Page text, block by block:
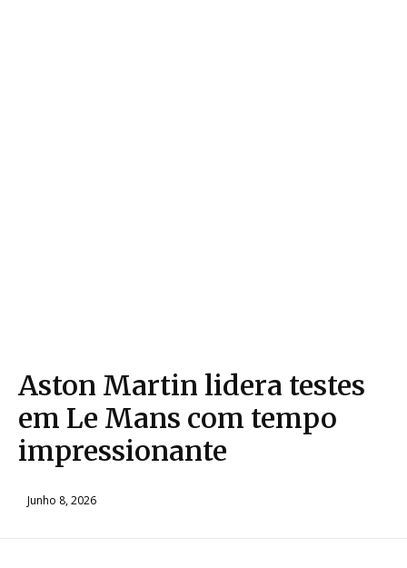
Aston Martin lidera testes
em Le Mans com tempo
impressionante
Junho 8, 2026